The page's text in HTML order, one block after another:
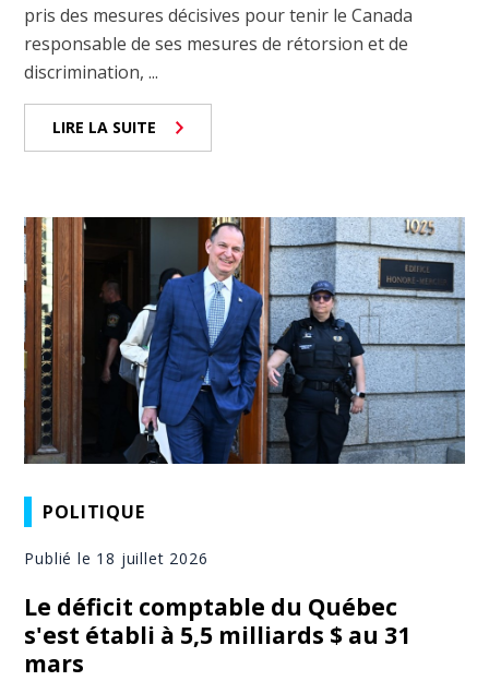
pris des mesures décisives pour tenir le Canada
responsable de ses mesures de rétorsion et de
discrimination, ...
LIRE LA SUITE
POLITIQUE
Publié le 18 juillet 2026
Le déficit comptable du Québec
s'est établi à 5,5 milliards $ au 31
mars